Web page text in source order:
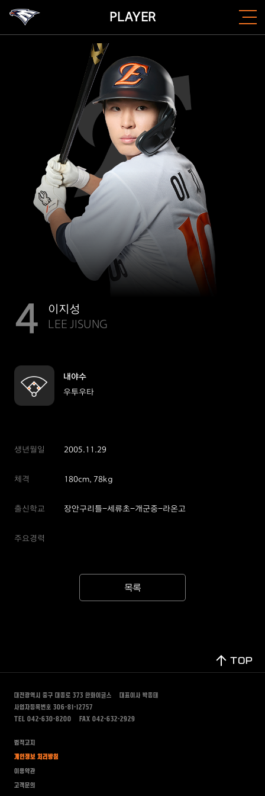
PLAYER
4
이지성
LEE JISUNG
내야수
우투우타
생년월일 2005.11.29
체격 180cm, 78kg
출신학교 장안구리틀-세류초-개군중-라온고
주요경력
목록
TOP
대전광역시 중구 대종로 373 한화이글스
대표이사 박종태
사업자등록번호 306-81-12757
TEL 042-630-8200
FAX 042-632-2929
법적고지
개인정보 처리방침
이용약관
고객문의